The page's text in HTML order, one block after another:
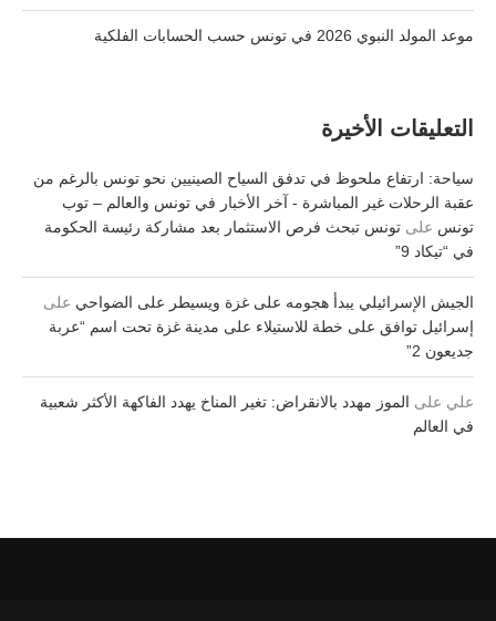
موعد المولد النبوي 2026 في تونس حسب الحسابات الفلكية
التعليقات الأخيرة
سياحة: ارتفاع ملحوظ في تدفق السياح الصينيين نحو تونس بالرغم من
عقبة الرحلات غير المباشرة - آخر الأخبار في تونس والعالم – توب
تونس على تونس تبحث فرص الاستثمار بعد مشاركة رئيسة الحكومة
في “تيكاد 9”
الجيش الإسرائيلي يبدأ هجومه على غزة ويسيطر على الضواحي على
إسرائيل توافق على خطة للاستيلاء على مدينة غزة تحت اسم “عربة
جديعون 2”
علي على الموز مهدد بالانقراض: تغير المناخ يهدد الفاكهة الأكثر شعبية
في العالم